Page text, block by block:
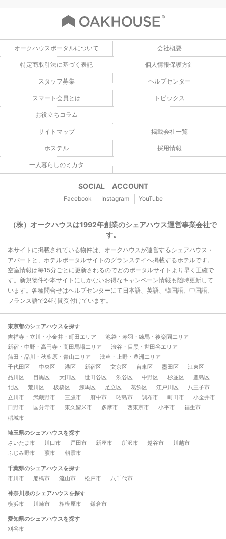
オークハウスポータルについて 会社概要
特定商取引法に基づく表記 個人情報保護方針
スタッフ募集 ヘルプセンター
スマート会員とは トピックス
お役立ちコラム
サイトマップ 掲載会社一覧
ホステル 採用情報
一人暮らしのミカタ
SOCIAL ACCOUNT
Facebook Instagram YouTube
（株）オークハウスは1992年創業のシェアハウス運営事業会社で
す。
本サイトに掲載されている物件は、オークハウスが運営するシェアハウス・
アパートと、ホテルポータルサイトのグランステイへ掲載するホテルです。
空室情報は毎15分ごとに更新されるのでどのポータルサイトより早く正確で
す。新規物件や本サイトにしかないお得なキャンペーン情報も随時更新して
います。各種問合せはヘルプセンターにて日本語、英語、韓国語、中国語、
フランス語で24時間受付けています。
東京都のシェアハウスを探す
吉祥寺・立川・小金井・町田エリア
池袋・赤羽・練馬・後楽園エリア
新宿・中野・高円寺・高田馬場エリア
渋谷・目黒・世田谷エリア
蒲田・品川・秋葉原・青山エリア
浅草・上野・豊洲エリア
千代田区
中央区 港区 新宿区 文京区 台東区 墨田区
江東区
品川区
目黒区 大田区 世田谷区 渋谷区 中野区 杉並区
豊島区
北区
荒川区 板橋区 練馬区 足立区 葛飾区 江戸川区
八王子市
立川市
武蔵野市 三鷹市 府中市 昭島市 調布市 町田市
小金井市
日野市
国分寺市 東久留米市 多摩市 西東京市 小平市
福生市
稲城市
埼玉県のシェアハウスを探す
さいたま市
川口市 戸田市 新座市 所沢市 越谷市
川越市
ふじみ野市
蕨市 朝霞市
千葉県のシェアハウスを探す
市川市
船橋市 流山市 松戸市 八千代市
神奈川県のシェアハウスを探す
横浜市
川崎市 相模原市 鎌倉市
愛知県のシェアハウスを探す
刈谷市